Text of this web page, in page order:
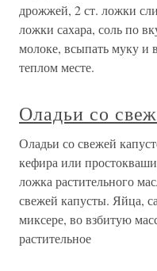
дрожжей, 2 ст. ложки
ложки сахара, соль по
молоке, всыпать муку и
теплом месте.
Оладьи со
Оладьи со свежей
кефира или
ложка растительного
свежей капусты. Яйца,
миксере, во взбитую
растительное